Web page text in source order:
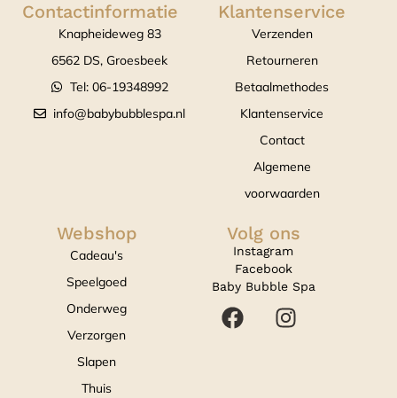
Contactinformatie
Knapheideweg 83
6562 DS, Groesbeek
Tel: 06-19348992
info@babybubblespa.nl
Klantenservice
Verzenden
Retourneren
Betaalmethodes
Klantenservice
Contact
Algemene
voorwaarden
Webshop
Cadeau's
Speelgoed
Onderweg
Verzorgen
Slapen
Thuis
Volg ons
Instagram
Facebook
Baby Bubble Spa